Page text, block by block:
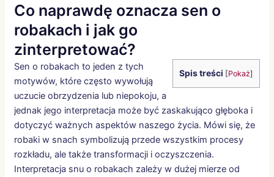
Co naprawdę oznacza sen o
robakach i jak go
zinterpretować?
Spis treści [Pokaż]
Sen o robakach to jeden z tych
motywów, które często wywołują
uczucie obrzydzenia lub niepokoju, a
jednak jego interpretacja może być zaskakująco głęboka i
dotyczyć ważnych aspektów naszego życia. Mówi się, że
robaki w snach symbolizują przede wszystkim procesy
rozkładu, ale także transformacji i oczyszczenia.
Interpretacja snu o robakach zależy w dużej mierze od